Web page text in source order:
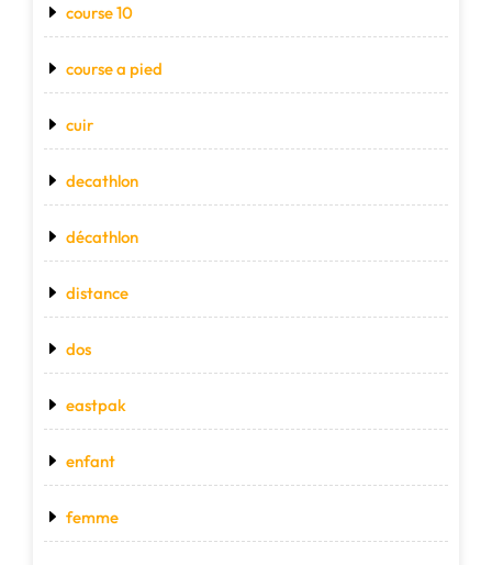
course 10
course a pied
cuir
decathlon
décathlon
distance
dos
eastpak
enfant
femme